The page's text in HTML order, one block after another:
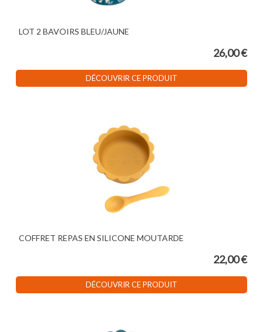
LOT 2 BAVOIRS BLEU/JAUNE
26,00 €
DÉCOUVRIR CE PRODUIT
COFFRET REPAS EN SILICONE MOUTARDE
22,00 €
DÉCOUVRIR CE PRODUIT